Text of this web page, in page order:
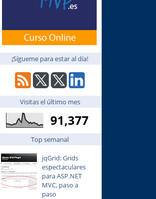
¡Sígueme para estar al día!
Visitas el último mes
91,377
Top semanal
jqGrid: Grids
espectaculares
para ASP.NET
MVC, paso a
paso